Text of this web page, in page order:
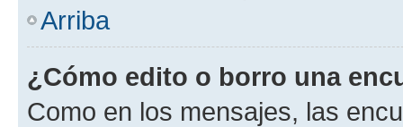
Arriba
¿Cómo edito o borro una
Como en los mensajes, las